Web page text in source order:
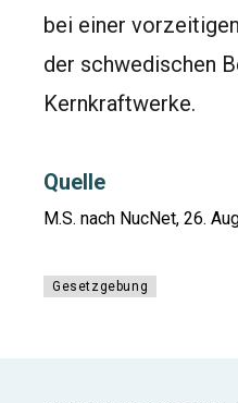
bei einer
der schwedischen
Kernkraftwerke.
Quelle
M.S. nach NucNet, 26.
Gesetzgebung